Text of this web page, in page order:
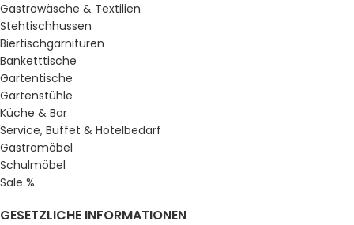
Gastrowäsche & Textilien
Stehtischhussen
Biertischgarnituren
Banketttische
Gartentische
Gartenstühle
Küche & Bar
Service, Buffet & Hotelbedarf
Gastromöbel
Schulmöbel
Sale %
GESETZLICHE INFORMATIONEN